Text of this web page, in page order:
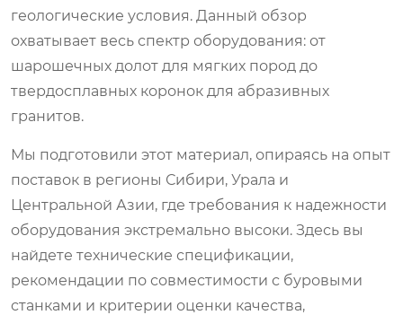
геологические условия. Данный обзор
охватывает весь спектр оборудования: от
шарошечных долот для мягких пород до
твердосплавных коронок для абразивных
гранитов.
Мы подготовили этот материал, опираясь на опыт
поставок в регионы Сибири, Урала и
Центральной Азии, где требования к надежности
оборудования экстремально высоки. Здесь вы
найдете технические спецификации,
рекомендации по совместимости с буровыми
станками и критерии оценки качества,